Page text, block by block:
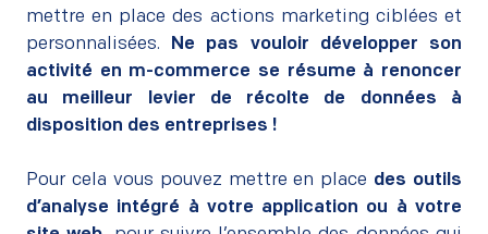
mettre en place des actions marketing ciblées et
personnalisées.
Ne pas vouloir développer son
activité en m-commerce se résume à renoncer
au meilleur levier de récolte de données à
disposition des entreprises !
Pour cela vous pouvez mettre en place des outils
d’analyse intégré à votre application ou à votre